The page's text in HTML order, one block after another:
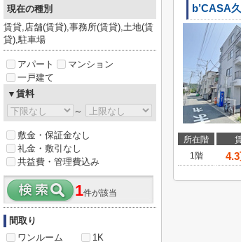
b’CASA
所在階
1階
4.3
現在の種別
賃貸,店舗(賃貸),事務所(賃貸),土地(賃
貸),駐車場
アパート
マンション
一戸建て
▼賃料
～
敷金・保証金なし
礼金・敷引なし
共益費・管理費込み
1件が該当
間取り
ワンルーム
1K